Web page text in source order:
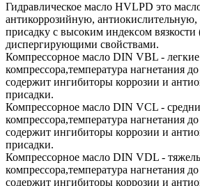
Гидравлическое масло HVLPD это
антикоррозийную,
присадку с высоким индексом
диспергирующими свойствами.
Компрессорное масло DIN VBL -
компрессора,температура нагнетания
содержит ингибиторы коррозии и
присадки.
Компрессорное масло DIN VCL -
компрессора,температура нагнетания
содержит ингибиторы коррозии и
присадки.
Компрессорное масло DIN VDL -
компрессора,температура нагнетания
содержит ингибиторы коррозии и